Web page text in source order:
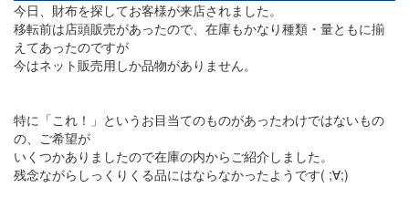
今日、財布を探してお客様が来店されました。
移転前は店頭販売があったので、在庫もかなり種類・量ともに揃
えてあったのですが
今はネット販売用しか品物がありません。
特に「これ！」というお目当てのものがあったわけではないもの
の、ご希望が
いくつかありましたので在庫の内からご紹介しました。
残念ながらしっくりくる品にはならなかったようです( ;∀;)